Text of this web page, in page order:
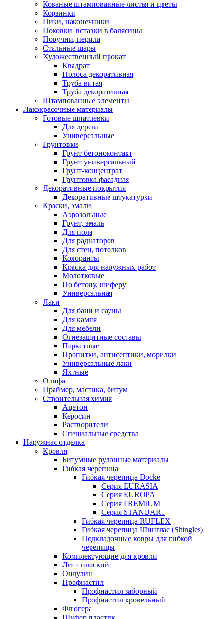
Кованые штампованные листья и цветы
Корзинки
Пики, наконечники
Поковки, вставки в балясины
Поручни, перила
Стальные шары
Художественный прокат
Квадрат
Полоса декоративная
Труба витая
Труба декоративная
Штампованные элементы
Лакокрасочные материалы
Готовые шпатлевки
Для дерева
Универсальные
Грунтовки
Грунт бетоноконтакт
Грунт универсальный
Грунт-концентрат
Грунтовка фасадная
Декоративные покрытия
Декоративные штукатурки
Краски, эмали
Аэрозольные
Грунт, эмаль
Для пола
Для радиаторов
Для стен, потолков
Колоранты
Краска для наружных работ
Молотковые
По бетону, шиферу
Универсальная
Лаки
Для бани и сауны
Для камня
Для мебели
Огнезащитные составы
Паркетные
Пропитки, антисептики, морилки
Универсальные лаки
Яхтные
Олифа
Праймер, мастика, битум
Строительная химия
Ацетон
Керосин
Растворители
Специальные средства
Наружная отделка
Кровля
Битумные рулонные материалы
Гибкая черепица
Гибкая черепица Docke
Серия EURASIA
Серия EUROPA
Серия PREMIUM
Серия STANDART
Гибкая черепица RUFLEX
Гибкая черепица Шинглас (Shingles)
Подкладочные ковры для гибкой
черепицы
Комплектующие для кровли
Лист плоский
Ондулин
Профнастил
Профнастил заборный
Профнастил кровельный
Флюгера
Шифер пластик